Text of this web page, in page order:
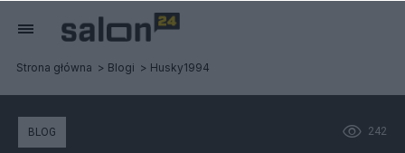
Strona główna Blogi Husky1994
242
BLOG